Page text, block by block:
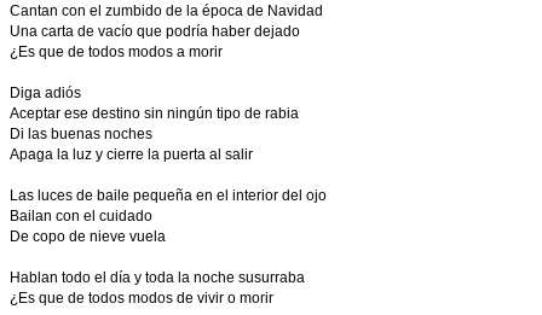
Cantan con el zumbido de la época de Navidad
Una carta de vacío que podría haber dejado
¿Es que de todos modos a morir
Diga adiós
Aceptar ese destino sin ningún tipo de rabia
Di las buenas noches
Apaga la luz y cierre la puerta al salir
Las luces de baile pequeña en el interior del ojo
Bailan con el cuidado
De copo de nieve vuela
Hablan todo el día y toda la noche susurraba
¿Es que de todos modos de vivir o morir